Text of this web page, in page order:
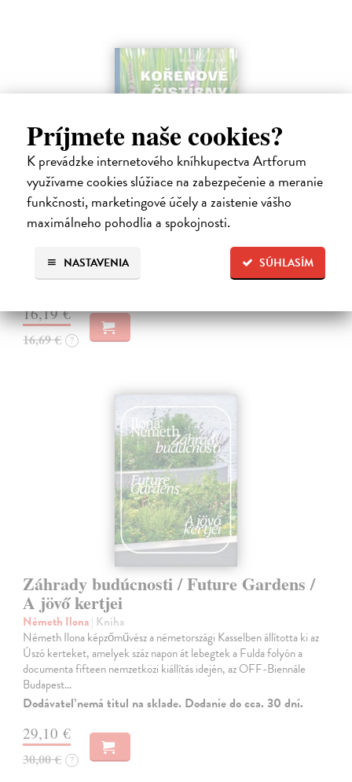
Príjmete naše cookies?
K prevádzke internetového kníhkupectva Artforum
využívame cookies slúžiace na zabezpečenie a meranie
funkčnosti, marketingové účely a zaistenie vášho
maximálneho pohodlia a spokojnosti.
SÚHLASÍM
NASTAVENIA
Kořenové čistírny
Šperling Michal | Kniha
Voda je základní esencí života. Bez ní by neexistovala krajina, příroda
ani člověk.
Zasielame do 10 dní
16,19 €
16,69 € ?
Záhrady budúcnosti / Future Gardens /
A jövő kertjei
Németh Ilona| Kniha
Németh Ilona képzőművész a németországi Kasselben állította ki az
Úszó kerteket, amelyek száz napon át lebegtek a Fulda folyón a
documenta fifteen nemzetközi kiállítás idején, az OFF-Biennále
Budapest…
Dodávateľ nemá titul na sklade. Dodanie do cca. 30 dní.
29,10 €
30,00 € ?